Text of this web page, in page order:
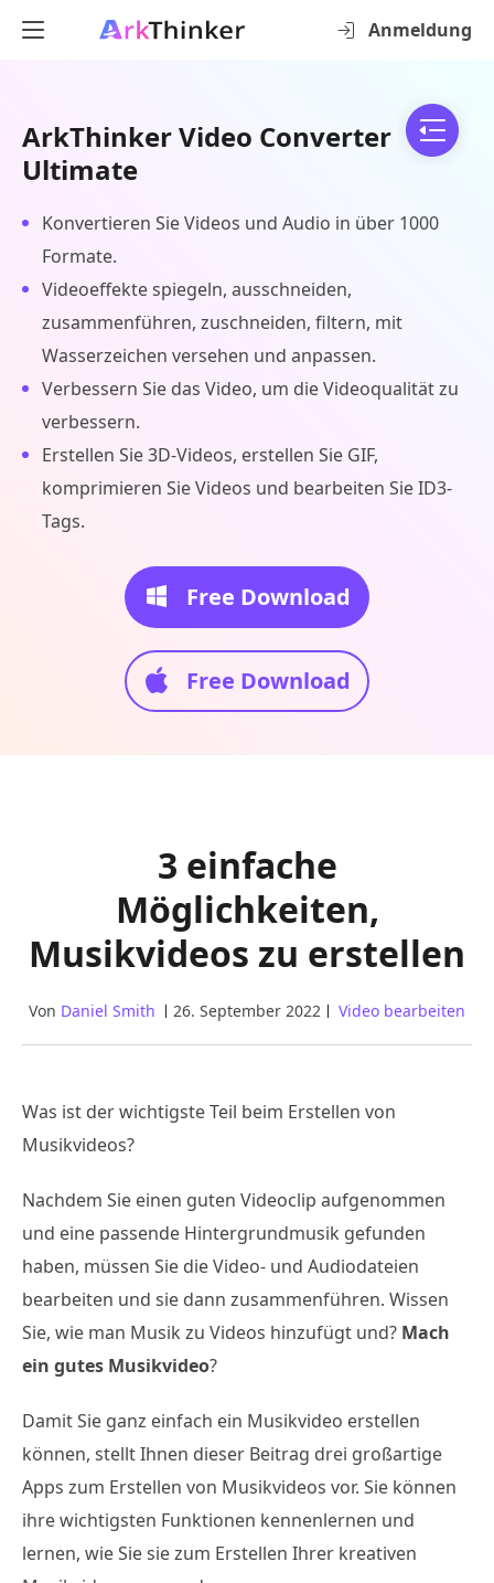
Anmeldung
ArkThinker Video Converter
Ultimate
Konvertieren Sie Videos und Audio in über 1000
Formate.
Videoeffekte spiegeln, ausschneiden,
zusammenführen, zuschneiden, filtern, mit
Wasserzeichen versehen und anpassen.
Verbessern Sie das Video, um die Videoqualität zu
verbessern.
Erstellen Sie 3D-Videos, erstellen Sie GIF,
komprimieren Sie Videos und bearbeiten Sie ID3-
Tags.
Free Download
Free Download
3 einfache
Möglichkeiten,
Musikvideos zu erstellen
Von Daniel Smith 26. September 2022 Video bearbeiten
Was ist der wichtigste Teil beim Erstellen von
Musikvideos?
Nachdem Sie einen guten Videoclip aufgenommen
und eine passende Hintergrundmusik gefunden
haben, müssen Sie die Video- und Audiodateien
bearbeiten und sie dann zusammenführen. Wissen
Sie, wie man Musik zu Videos hinzufügt und? Mach
ein gutes Musikvideo?
Damit Sie ganz einfach ein Musikvideo erstellen
können, stellt Ihnen dieser Beitrag drei großartige
Apps zum Erstellen von Musikvideos vor. Sie können
ihre wichtigsten Funktionen kennenlernen und
lernen, wie Sie sie zum Erstellen Ihrer kreativen